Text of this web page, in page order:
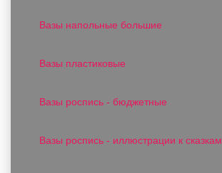
Вазы напольные большие
Вазы пластиковые
Вазы роспись - бюджетные
Вазы роспись - иллюстрации к сказкам